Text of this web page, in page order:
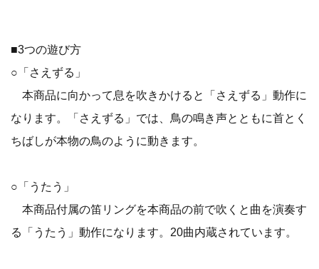
■3つの遊び方
○「さえずる」
本商品に向かって息を吹きかけると「さえずる」動作に
なります。「さえずる」では、鳥の鳴き声とともに首とく
ちばしが本物の鳥のように動きます。
○「うたう」
本商品付属の笛リングを本商品の前で吹くと曲を演奏す
る「うたう」動作になります。20曲内蔵されています。